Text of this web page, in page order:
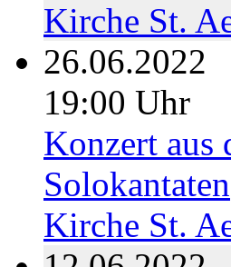
Kirche St.
26.06.2022
19:00 Uhr
Konzert aus
Solokantaten
Kirche St.